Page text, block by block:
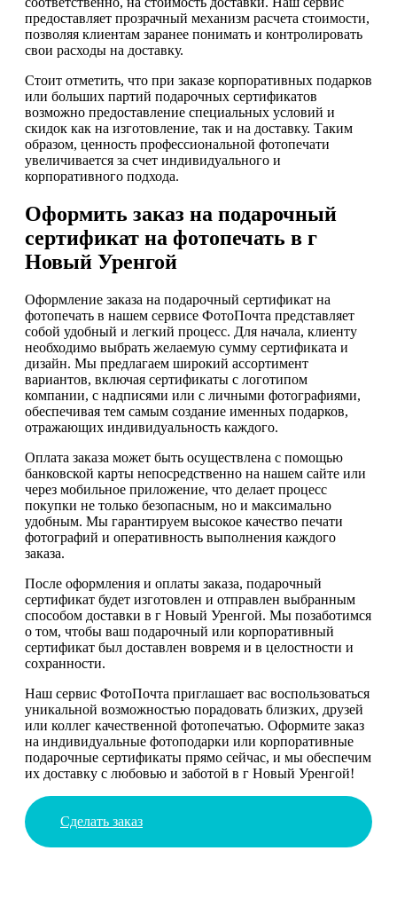
предоставляет прозрачный механизм расчета стоимости,
позволяя клиентам заранее понимать и контролировать
свои расходы на доставку.
Стоит отметить, что при заказе корпоративных подарков
или больших партий подарочных сертификатов
возможно предоставление специальных условий и
скидок как на изготовление, так и на доставку. Таким
образом, ценность профессиональной фотопечати
увеличивается за счет индивидуального и
корпоративного подхода.
Оформить заказ на подарочный
сертификат на фотопечать в г
Новый Уренгой
Оформление заказа на подарочный сертификат на
фотопечать в нашем сервисе ФотоПочта представляет
собой удобный и легкий процесс. Для начала, клиенту
необходимо выбрать желаемую сумму сертификата и
дизайн. Мы предлагаем широкий ассортимент
вариантов, включая сертификаты с логотипом
компании, с надписями или с личными фотографиями,
обеспечивая тем самым создание именных подарков,
отражающих индивидуальность каждого.
Оплата заказа может быть осуществлена с помощью
банковской карты непосредственно на нашем сайте или
через мобильное приложение, что делает процесс
покупки не только безопасным, но и максимально
удобным. Мы гарантируем высокое качество печати
фотографий и оперативность выполнения каждого
заказа.
После оформления и оплаты заказа, подарочный
сертификат будет изготовлен и отправлен выбранным
способом доставки в г Новый Уренгой. Мы позаботимся
о том, чтобы ваш подарочный или корпоративный
сертификат был доставлен вовремя и в целостности и
сохранности.
Наш сервис ФотоПочта приглашает вас воспользоваться
уникальной возможностью порадовать близких, друзей
или коллег качественной фотопечатью. Оформите заказ
на индивидуальные фотоподарки или корпоративные
подарочные сертификаты прямо сейчас, и мы обеспечим
их доставку с любовью и заботой в г Новый Уренгой!
Сделать заказ